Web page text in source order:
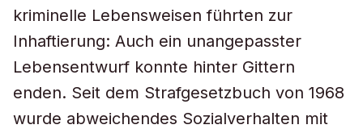
kriminelle Lebensweisen führten zur
Inhaftierung: Auch ein unangepasster
Lebensentwurf konnte hinter Gittern
enden. Seit dem Strafgesetzbuch von 1968
wurde abweichendes Sozialverhalten mit